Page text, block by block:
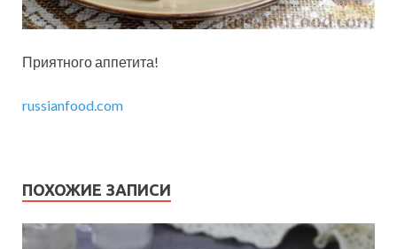
Приятного аппетита!
russianfood.com
ПОХОЖИЕ ЗАПИСИ